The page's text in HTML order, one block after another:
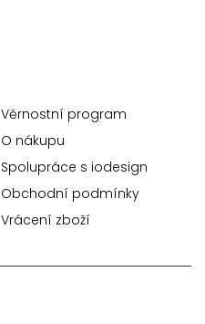
Věrnostní program
O nákupu
Spolupráce s iodesign
Obchodní podmínky
Vrácení zboží